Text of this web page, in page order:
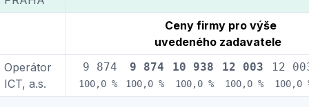
Ceny firmy pro výše
uvedeného zadavatele
Operátor
ICT, a.s.
9 874
100,0 %
9 874
100,0 %
10 938
100,0 %
12 003
100,0 %
12
100,0